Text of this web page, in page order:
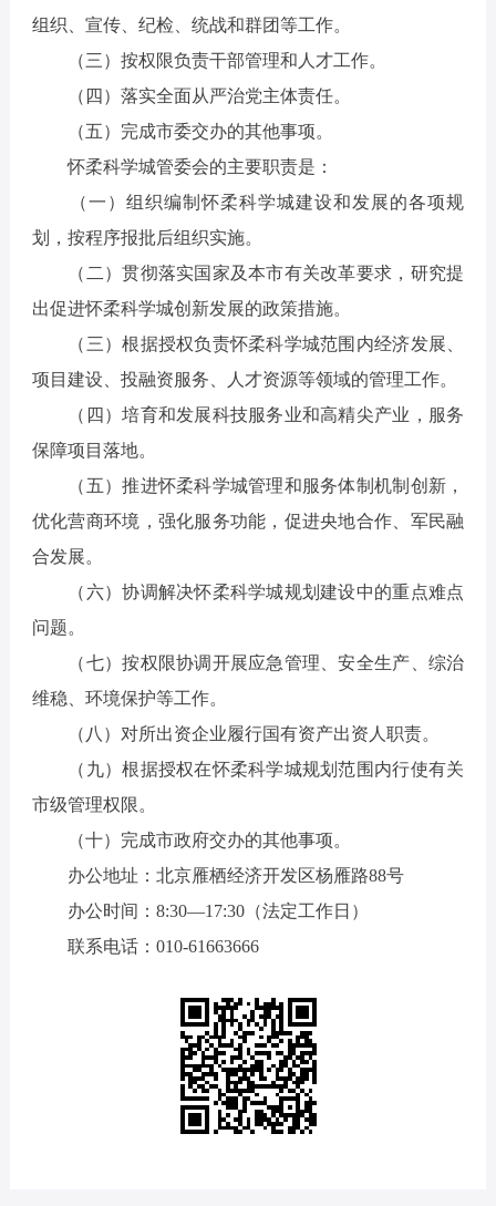
组织、宣传、纪检、统战和群团等工作。
（三）按权限负责干部管理和人才工作。
（四）落实全面从严治党主体责任。
（五）完成市委交办的其他事项。
怀柔科学城管委会的主要职责是：
（一）组织编制怀柔科学城建设和发展的各项规
划，按程序报批后组织实施。
（二）贯彻落实国家及本市有关改革要求，研究提
出促进怀柔科学城创新发展的政策措施。
（三）根据授权负责怀柔科学城范围内经济发展、
项目建设、投融资服务、人才资源等领域的管理工作。
（四）培育和发展科技服务业和高精尖产业，服务
保障项目落地。
（五）推进怀柔科学城管理和服务体制机制创新，
优化营商环境，强化服务功能，促进央地合作、军民融
合发展。
（六）协调解决怀柔科学城规划建设中的重点难点
问题。
（七）按权限协调开展应急管理、安全生产、综治
维稳、环境保护等工作。
（八）对所出资企业履行国有资产出资人职责。
（九）根据授权在怀柔科学城规划范围内行使有关
市级管理权限。
（十）完成市政府交办的其他事项。
办公地址：北京雁栖经济开发区杨雁路88号
办公时间：8:30—17:30（法定工作日）
联系电话：010-61663666